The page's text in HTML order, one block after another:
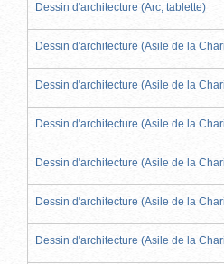
Dessin d'architecture (Arc, tablette)
Dessin d'architecture (Asile de la
Dessin d'architecture (Asile de la
Dessin d'architecture (Asile de la
Dessin d'architecture (Asile de la
Dessin d'architecture (Asile de la
Dessin d'architecture (Asile de la